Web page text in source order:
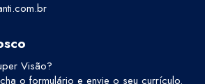
Visão?
o formulário e envie o seu currículo.